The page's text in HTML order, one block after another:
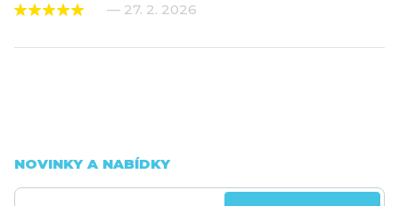
— 27. 2. 2026
NOVINKY A NABÍDKY